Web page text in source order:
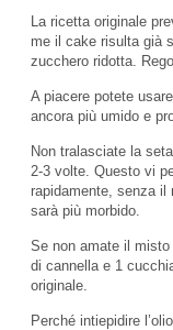
La ricetta originale
me il cake risulta già
zucchero ridotta.
A piacere potete
ancora più umido e
Non tralasciate la
2-3 volte. Questo vi
rapidamente, senza
sarà più morbido.
Se non amate il
di cannella e 1
originale.
Perché intiepidire